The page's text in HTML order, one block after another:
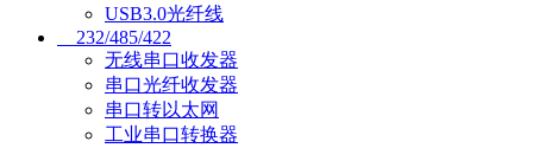
USB3.0光纤线
232/485/422
无线串口收发器
串口光纤收发器
串口转以太网
工业串口转换器